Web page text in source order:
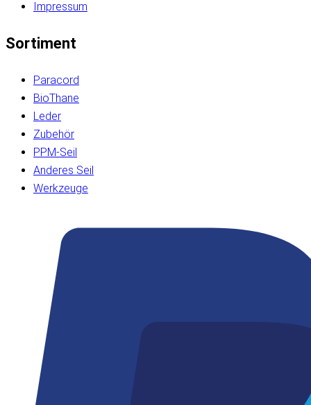
Impressum
Sortiment
Paracord
BioThane
Leder
Zubehör
PPM-Seil
Anderes Seil
Werkzeuge